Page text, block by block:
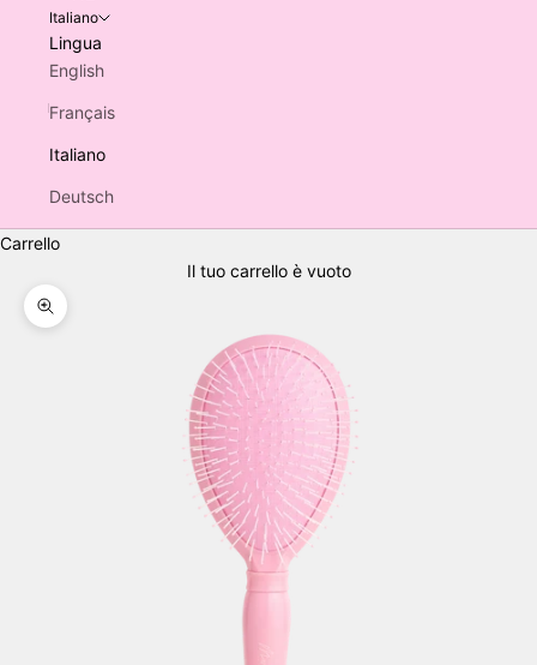
Italiano
Lingua
English
Français
Italiano
Deutsch
Carrello
Il tuo carrello è vuoto
Ingrandisci immagine